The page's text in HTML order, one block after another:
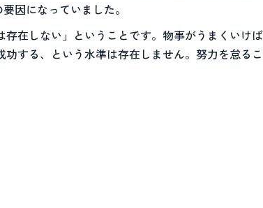
因になっていました。
在しない」ということです。物事がうまくいけ
する、という水準は存在しません。努力を怠る